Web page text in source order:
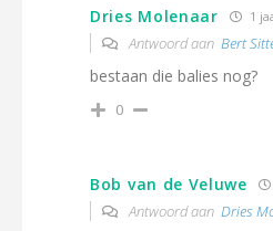
Dries Molenaar 1
Antwoord aan Bert
bestaan die balies nog?
0
Bob van de Veluwe
Antwoord aan Dries